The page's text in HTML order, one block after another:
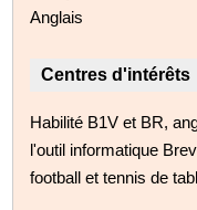
Anglais
Centres d'intérêts
Habilité B1V et BR,
l'outil informatique
football et tennis de